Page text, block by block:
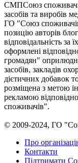
СМПСоюз
засобів та виробів
ГО "Союз
позицію авторів
відповідальність за
оформлені
громадян"
засобів, закладів
дієтичних добавок
розміщена з метою
рекламою
споживачів".
© 2009-2024, ГО
Про
Контакти
Підтримати